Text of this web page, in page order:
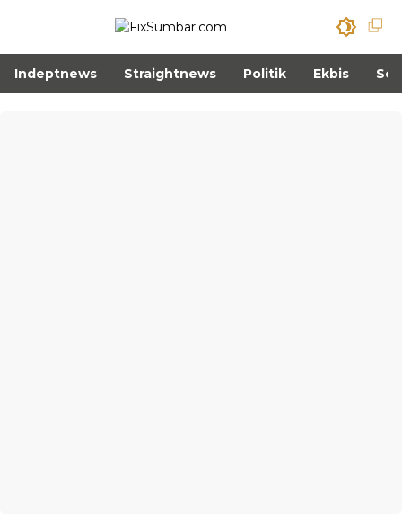
Indeptnews Straightnews Politik Ekbis